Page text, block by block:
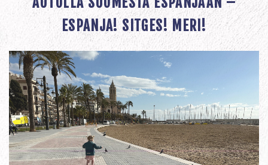
ESPANJA! SITGES! MERI!